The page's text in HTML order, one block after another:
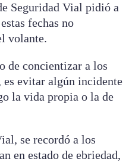
Seguridad Vial pidió a
fechas no
volante.
de concientizar a los
evitar algún incidente
la vida propia o la de
se recordó a los
en estado de ebriedad,